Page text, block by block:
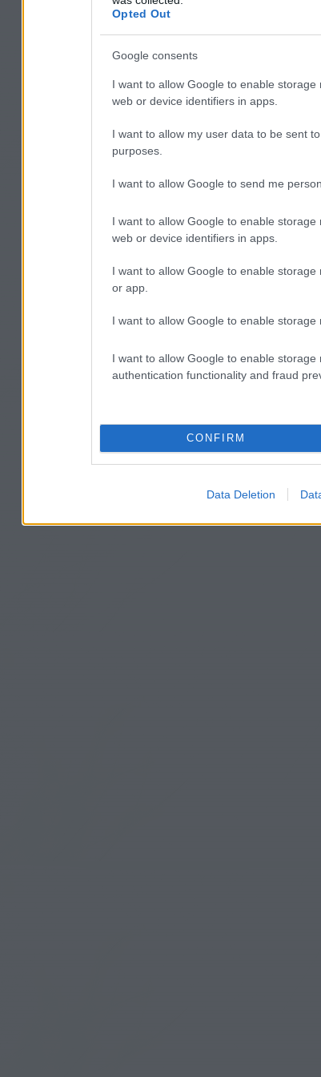
Opted Out
Google consents
I want to allow Google to enable
web or device identifiers in apps.
I want to allow my user data to be sent
purposes.
I want to allow Google to send me
I want to allow Google to enable
web or device identifiers in apps.
I want to allow Google to enable
or app.
I want to allow Google to enable storage
I want to allow Google to enable storage
authentication functionality and fraud
CONFIRM
Data Deletion